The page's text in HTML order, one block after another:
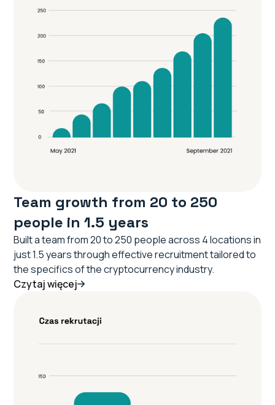
Team growth from 20 to 250
people in 1.5 years
Built a team from 20 to 250 people across 4 locations in
just 1.5 years through effective recruitment tailored to
the specifics of the cryptocurrency industry.
Czytaj więcej